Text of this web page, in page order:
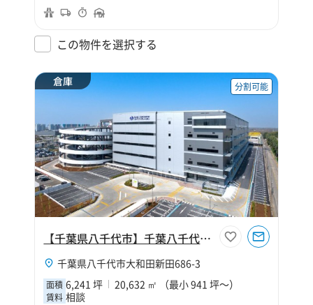
この物件を選択する
倉庫 分割可能
【千葉県八千代市】千葉八千代営業所
千葉県八千代市大和田新田686-3
面積 6,241 坪 20,632 ㎡ （最小 941 坪～）
賃料 相談